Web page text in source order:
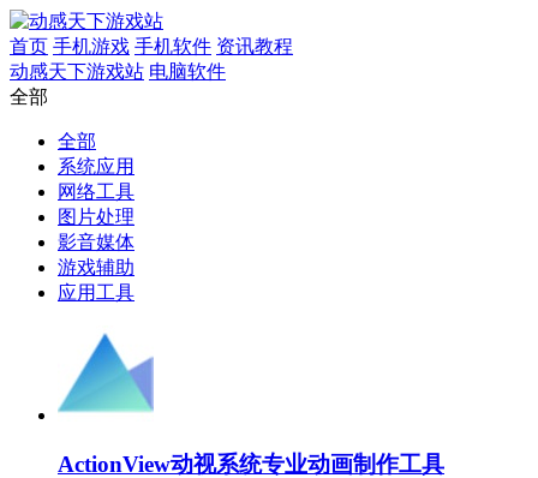
首页 手机游戏 手机软件 资讯教程
动感天下游戏站 电脑软件
全部
全部
系统应用
网络工具
图片处理
影音媒体
游戏辅助
应用工具
ActionView动视系统专业动画制作工具